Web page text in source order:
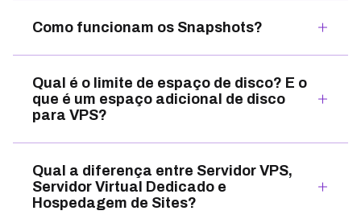
Como funcionam os Snapshots?
Qual é o limite de espaço de disco? E o
que é um espaço adicional de disco
para VPS?
Qual a diferença entre Servidor VPS,
Servidor Virtual Dedicado e
Hospedagem de Sites?